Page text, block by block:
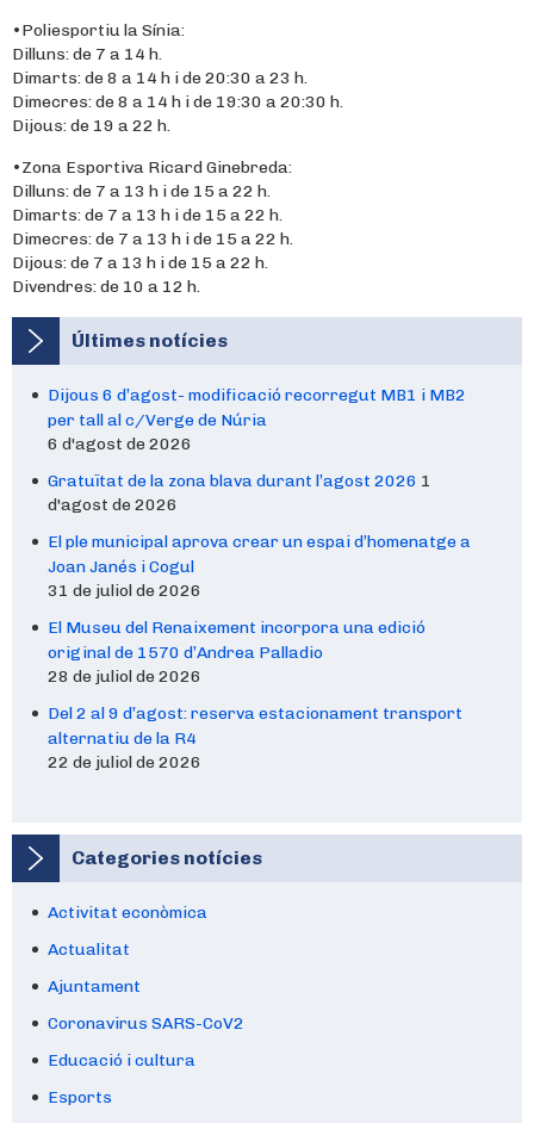
•Poliesportiu la Sínia:
Dilluns: de 7 a 14 h.
Dimarts: de 8 a 14 h i de 20:30 a 23 h.
Dimecres: de 8 a 14 h i de 19:30 a 20:30 h.
Dijous: de 19 a 22 h.
•Zona Esportiva Ricard Ginebreda:
Dilluns: de 7 a 13 h i de 15 a 22 h.
Dimarts: de 7 a 13 h i de 15 a 22 h.
Dimecres: de 7 a 13 h i de 15 a 22 h.
Dijous: de 7 a 13 h i de 15 a 22 h.
Divendres: de 10 a 12 h.
Últimes notícies
Dijous 6 d’agost- modificació recorregut MB1 i MB2
per tall al c/Verge de Núria
6 d'agost de 2026
Gratuïtat de la zona blava durant l’agost 2026 1
d'agost de 2026
El ple municipal aprova crear un espai d’homenatge a
Joan Janés i Cogul
31 de juliol de 2026
El Museu del Renaixement incorpora una edició
original de 1570 d’Andrea Palladio
28 de juliol de 2026
Del 2 al 9 d’agost: reserva estacionament transport
alternatiu de la R4
22 de juliol de 2026
Categories notícies
Activitat econòmica
Actualitat
Ajuntament
Coronavirus SARS-CoV2
Educació i cultura
Esports